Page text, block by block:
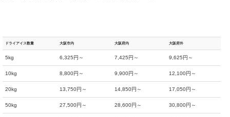
ドライアイス数量 大阪市内 大阪府内 大阪府外
5kg 6,325円～ 7,425円～ 9,625円～
10kg 8,800円～ 9,900円～ 12,100円～
20kg 13,750円～ 14,850円～ 17,050円～
50kg 27,500円～ 28,600円～ 30,800円～